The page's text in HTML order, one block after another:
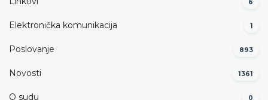
6
Elektronička komunikacija 1
Poslovanje 893
Novosti 1361
O sudu 0